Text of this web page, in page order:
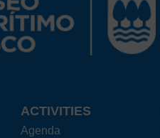
ACTIVITIES
Agenda